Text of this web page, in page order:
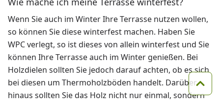
Wenn Sie auch im Winter Ihre Terrasse nutzen wollen,
so können Sie diese winterfest machen. Haben Sie
WPC verlegt, so ist dieses von allein winterfest und Sie
können Ihre Terrasse auch im Winter genießen. Bei
Holzdielen sollten Sie jedoch darauf achten, ob es sich
bei diesen um Thermoholzböden handelt. Darüber
hinaus sollten Sie das Holz nicht nur einmal, sondern